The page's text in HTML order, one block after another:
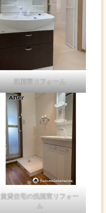
洗面室リフォーム
賃貸住宅の洗面室リフォー
ム